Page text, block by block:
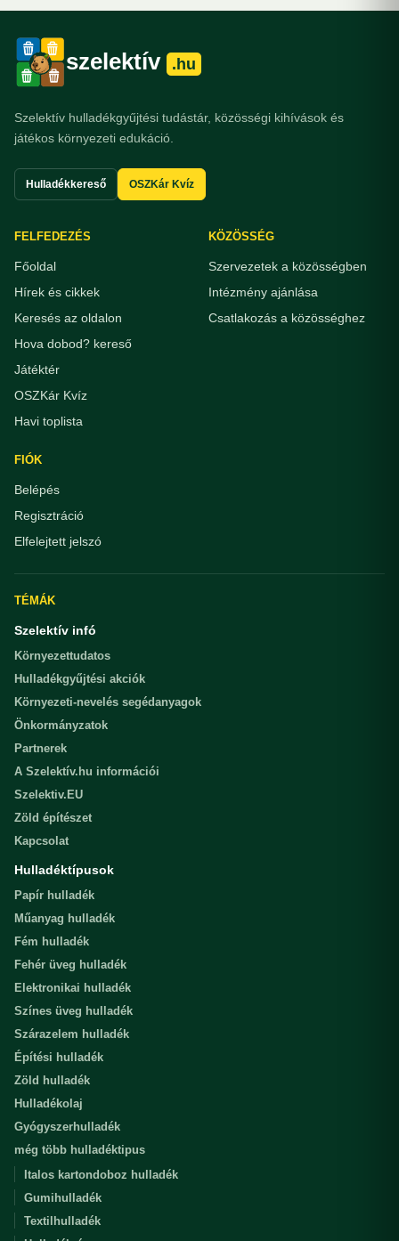
szelektív .hu
Szelektív hulladékgyűjtési tudástár, közösségi kihívások és
játékos környezeti edukáció.
Hulladékkereső OSZKár Kvíz
FELFEDEZÉS
Főoldal
Hírek és cikkek
Keresés az oldalon
Hova dobod? kereső
Játéktér
OSZKár Kvíz
Havi toplista
KÖZÖSSÉG
Szervezetek a közösségben
Intézmény ajánlása
Csatlakozás a közösséghez
FIÓK
Belépés
Regisztráció
Elfelejtett jelszó
TÉMÁK
Szelektív infó
Környezettudatos
Hulladékgyűjtési akciók
Környezeti-nevelés segédanyagok
Önkormányzatok
Partnerek
A Szelektív.hu információi
Szelektiv.EU
Zöld építészet
Kapcsolat
Hulladéktípusok
Papír hulladék
Műanyag hulladék
Fém hulladék
Fehér üveg hulladék
Elektronikai hulladék
Színes üveg hulladék
Szárazelem hulladék
Építési hulladék
Zöld hulladék
Hulladékolaj
Gyógyszerhulladék
még több hulladéktipus
Italos kartondoboz hulladék
Gumihulladék
Textilhulladék